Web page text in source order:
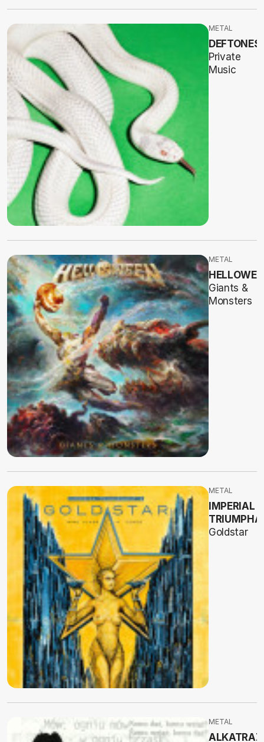
METAL
DEFTONES
Private
Music
METAL
Giants &
Monsters
METAL
IMPERIAL
Goldstar
METAL
ALKATRAZ